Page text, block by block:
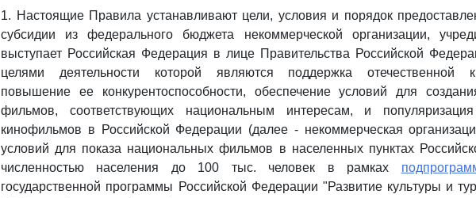
1. Настоящие Правила устанавливают цели, условия и порядок
субсидии из федерального бюджета некоммерческой организации,
выступает Российская Федерация в лице Правительства Российской
целями деятельности которой являются поддержка отечественной
повышение ее конкурентоспособности, обеспечение условий для
фильмов, соответствующих национальным интересам, и
кинофильмов в Российской Федерации (далее - некоммерческая
условий для показа национальных фильмов в населенных пунктах
численностью населения до 100 тыс. человек в рамках
государственной программы Российской Федерации "Развитие культуры и